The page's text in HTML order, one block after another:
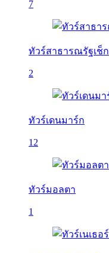
7
ทัวร์สาธารณรัฐเช็ก
2
ทัวร์เดนมาร์ก
12
ทัวร์มอลตา
1